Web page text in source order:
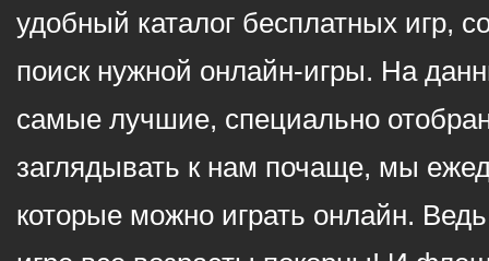
удобный каталог бесплатных игр,
поиск нужной онлайн-игры. На
самые лучшие, специально
заглядывать к нам почаще, мы
которые можно играть онлайн.